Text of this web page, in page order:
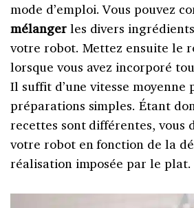
mode d’emploi. Vous pouvez
mélangerles divers
votre robot. Mettez ensuite le
lorsque vous avez incorporé
Il suffit d’une vitesse moyenne
préparations simples. Étant
recettes sont différentes, vous
votre robot en fonction de la
réalisation imposée par le plat.